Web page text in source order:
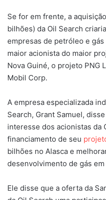
Se for em frente, a
bilhões) da Oil Search
empresas de petróleo e
maior acionista do maior
Nova Guiné, o projeto PNG
Mobil Corp.
A empresa especializada
Search, Grant Samuel,
interesse dos acionistas da
financiamento de seu
bilhões no Alasca e
desenvolvimento de gás
Ele disse que a oferta da